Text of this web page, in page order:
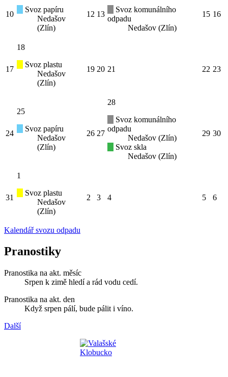
10
Svoz papíru
Nedašov
(Zlín)
12 13
Svoz komunálního
odpadu
Nedašov (Zlín)
15 16
17
18
Svoz plastu
Nedašov
(Zlín)
19 20 21 22 23
24
25
Svoz papíru
Nedašov
(Zlín)
26 27
28
Svoz komunálního
odpadu
Nedašov (Zlín)
Svoz skla
Nedašov (Zlín)
29 30
31
1
Svoz plastu
Nedašov
(Zlín)
2 3 4 5 6
Kalendář svozu odpadu
Pranostiky
Pranostika na akt. měsíc
Srpen k zimě hledí a rád vodu cedí.
Pranostika na akt. den
Když srpen pálí, bude pálit i víno.
Další